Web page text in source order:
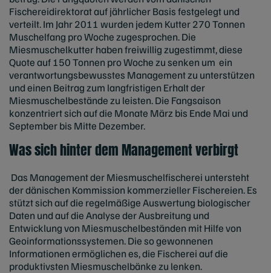
Fischereidirektorat auf jährlicher Basis festgelegt und
verteilt. Im Jahr 2011 wurden jedem Kutter 270 Tonnen
Muschelfang pro Woche zugesprochen. Die
Miesmuschelkutter haben freiwillig zugestimmt, diese
Quote auf 150 Tonnen pro Woche zu senken um ein
verantwortungsbewusstes Management zu unterstützen
und einen Beitrag zum langfristigen Erhalt der
Miesmuschelbestände zu leisten. Die Fangsaison
konzentriert sich auf die Monate März bis Ende Mai und
September bis Mitte Dezember.
Was sich hinter dem Management verbirgt
Das Management der Miesmuschelfischerei untersteht
der dänischen Kommission kommerzieller Fischereien. Es
stützt sich auf die regelmäßige Auswertung biologischer
Daten und auf die Analyse der Ausbreitung und
Entwicklung von Miesmuschelbeständen mit Hilfe von
Geoinformationssystemen. Die so gewonnenen
Informationen ermöglichen es, die Fischerei auf die
produktivsten Miesmuschelbänke zu lenken.